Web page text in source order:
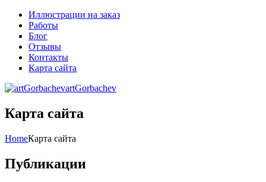
Иллюстрации на заказ
Работы
Блог
Отзывы
Контакты
Карта сайта
artGorbachev
Карта сайта
HomeКарта сайта
Публикации